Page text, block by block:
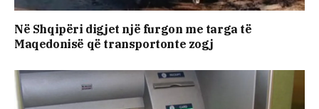
Në Shqipëri digjet një furgon me targa të
Maqedonisë që transportonte zogj